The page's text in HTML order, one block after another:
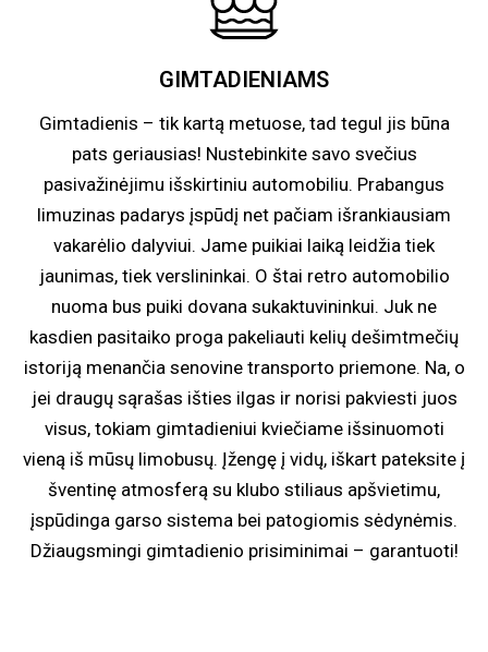
GIMTADIENIAMS
Gimtadienis – tik kartą metuose, tad tegul jis būna
pats geriausias! Nustebinkite savo svečius
pasivažinėjimu išskirtiniu automobiliu. Prabangus
limuzinas padarys įspūdį net pačiam išrankiausiam
vakarėlio dalyviui. Jame puikiai laiką leidžia tiek
jaunimas, tiek verslininkai. O štai retro automobilio
nuoma bus puiki dovana sukaktuvininkui. Juk ne
kasdien pasitaiko proga pakeliauti kelių dešimtmečių
istoriją menančia senovine transporto priemone. Na, o
jei draugų sąrašas išties ilgas ir norisi pakviesti juos
visus, tokiam gimtadieniui kviečiame išsinuomoti
vieną iš mūsų limobusų. Įžengę į vidų, iškart pateksite į
šventinę atmosferą su klubo stiliaus apšvietimu,
įspūdinga garso sistema bei patogiomis sėdynėmis.
Džiaugsmingi gimtadienio prisiminimai – garantuoti!